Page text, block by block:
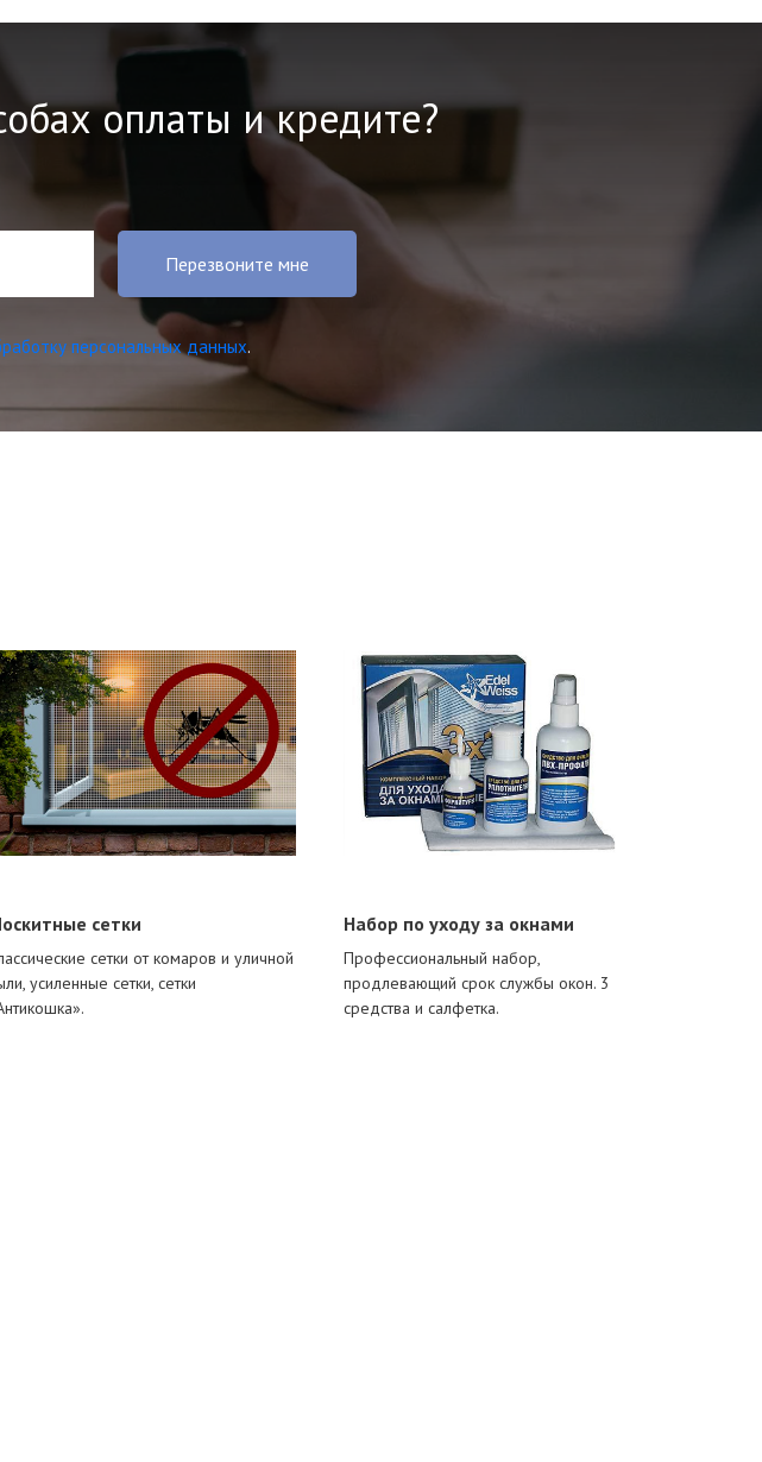
оплаты и кредите?
Перезвоните мне
персональных данных.
сетки
сетки от комаров и уличной
усиленные сетки, сетки
Набор по уходу за окнами
Профессиональный набор,
продлевающий срок службы окон. 3
средства и салфетка.